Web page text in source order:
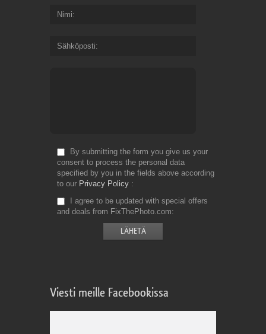
Nimi
Sähköposti
By submitting the form you give us your
consent to process the personal data
specified by you in the fields above according
to our Privacy Policy
I agree to be updated with special offers
and deals from FixThePhoto.com
Viesti meille Facebookissa